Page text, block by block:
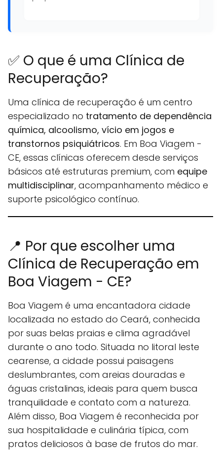
✅ O que é uma Clínica de
Recuperação?
Uma clínica de recuperação é um centro
especializado no tratamento de dependência
química, alcoolismo, vício em jogos e
transtornos psiquiátricos. Em Boa Viagem -
CE, essas clínicas oferecem desde serviços
básicos até estruturas premium, com equipe
multidisciplinar, acompanhamento médico e
suporte psicológico contínuo.
📍 Por que escolher uma
Clínica de Recuperação em
Boa Viagem - CE?
Boa Viagem é uma encantadora cidade
localizada no estado do Ceará, conhecida
por suas belas praias e clima agradável
durante o ano todo. Situada no litoral leste
cearense, a cidade possui paisagens
deslumbrantes, com areias douradas e
águas cristalinas, ideais para quem busca
tranquilidade e contato com a natureza.
Além disso, Boa Viagem é reconhecida por
sua hospitalidade e culinária típica, com
pratos deliciosos à base de frutos do mar.